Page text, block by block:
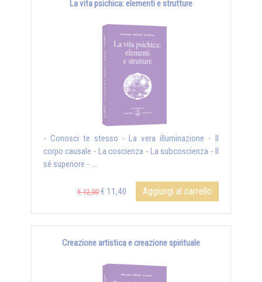
La vita psichica: elementi e strutture
- Conosci te stesso - La vera illuminazione - Il
corpo causale - La coscienza - La subcoscienza - Il
sé superiore - ...
€ 12,00 € 11,40 Aggiungi al carrello
Creazione artistica e creazione spirituale